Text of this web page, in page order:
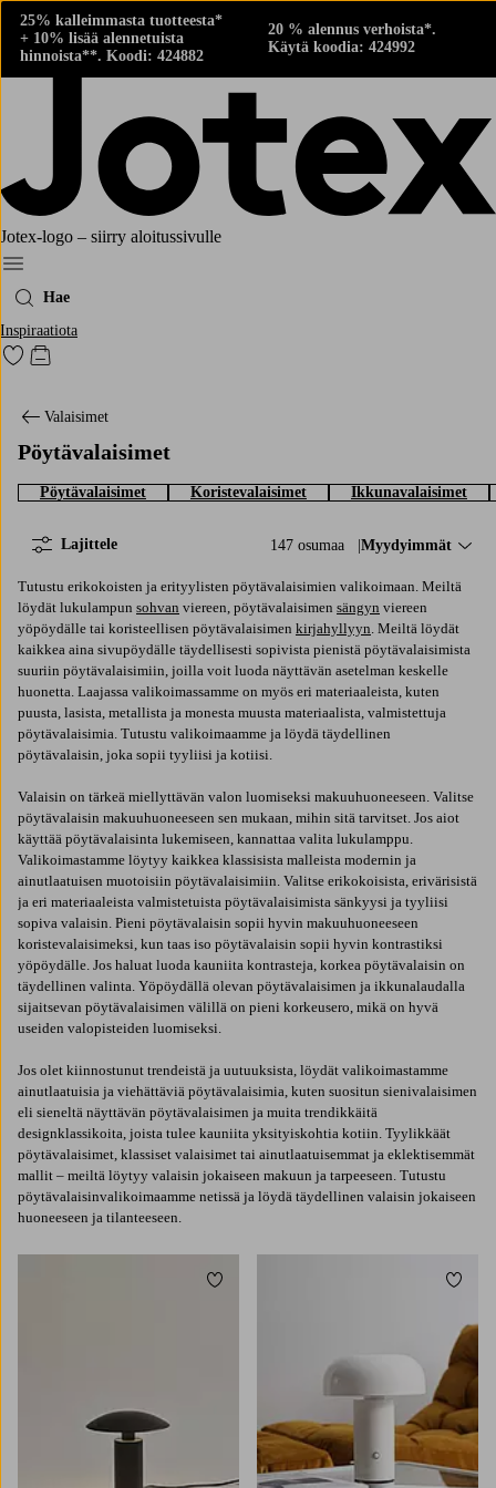
25% kalleimmasta tuotteesta*
+ 10% lisää alennetuista
hinnoista**. Koodi: 424882
20 % alennus verhoista*.
Käytä koodia: 424992
Jotex-logo – siirry aloitussivulle
Menu
Hae
Inspiraatiota
Siirry merkittyihin suosikkituotteisiin
Siirry ostoskoriin
Valaisimet
Pöytävalaisimet
Pöytävalaisimet Koristevalaisimet Ikkunavalaisimet
147 osumaa Lajittele:
Myydyimmät
Lajittele
Tutustu erikokoisten ja erityylisten pöytävalaisimien valikoimaan. Meiltä
löydät lukulampun sohvan viereen, pöytävalaisimen sängyn viereen
yöpöydälle tai koristeellisen pöytävalaisimen kirjahyllyyn. Meiltä löydät
kaikkea aina sivupöydälle täydellisesti sopivista pienistä pöytävalaisimista
suuriin pöytävalaisimiin, joilla voit luoda näyttävän asetelman keskelle
huonetta. Laajassa valikoimassamme on myös eri materiaaleista, kuten
puusta, lasista, metallista ja monesta muusta materiaalista, valmistettuja
pöytävalaisimia. Tutustu valikoimaamme ja löydä täydellinen
pöytävalaisin, joka sopii tyyliisi ja kotiisi.
Valaisin on tärkeä miellyttävän valon luomiseksi makuuhuoneeseen. Valitse
pöytävalaisin makuuhuoneeseen sen mukaan, mihin sitä tarvitset. Jos aiot
käyttää pöytävalaisinta lukemiseen, kannattaa valita lukulamppu.
Valikoimastamme löytyy kaikkea klassisista malleista modernin ja
ainutlaatuisen muotoisiin pöytävalaisimiin. Valitse erikokoisista, erivärisistä
ja eri materiaaleista valmistetuista pöytävalaisimista sänkyysi ja tyyliisi
sopiva valaisin. Pieni pöytävalaisin sopii hyvin makuuhuoneeseen
koristevalaisimeksi, kun taas iso pöytävalaisin sopii hyvin kontrastiksi
yöpöydälle. Jos haluat luoda kauniita kontrasteja, korkea pöytävalaisin on
täydellinen valinta. Yöpöydällä olevan pöytävalaisimen ja ikkunalaudalla
sijaitsevan pöytävalaisimen välillä on pieni korkeusero, mikä on hyvä
useiden valopisteiden luomiseksi.
Jos olet kiinnostunut trendeistä ja uutuuksista, löydät valikoimastamme
ainutlaatuisia ja viehättäviä pöytävalaisimia, kuten suositun sienivalaisimen
eli sieneltä näyttävän pöytävalaisimen ja muita trendikkäitä
designklassikoita, joista tulee kauniita yksityiskohtia kotiin. Tyylikkäät
pöytävalaisimet, klassiset valaisimet tai ainutlaatuisemmat ja eklektisemmät
mallit – meiltä löytyy valaisin jokaiseen makuun ja tarpeeseen. Tutustu
pöytävalaisinvalikoimaamme netissä ja löydä täydellinen valaisin jokaiseen
huoneeseen ja tilanteeseen.
Lisää suosikkeihin Lisää